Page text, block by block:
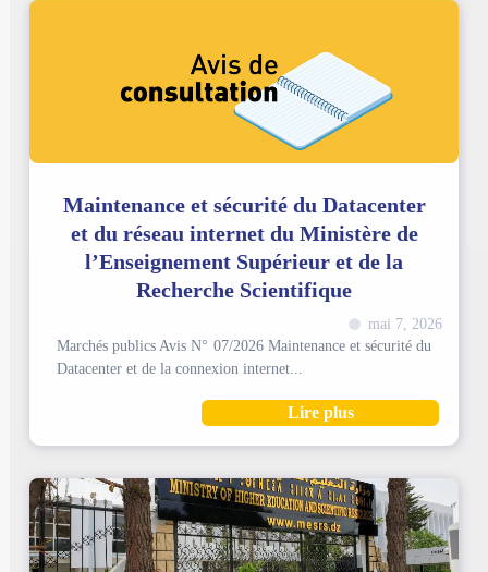
Maintenance et sécurité du Datacenter
et du réseau internet du Ministère de
l’Enseignement Supérieur et de la
Recherche Scientifique
mai 7, 2026
Marchés publics Avis N° 07/2026 Maintenance et sécurité du
Datacenter et de la connexion internet...
Lire plus